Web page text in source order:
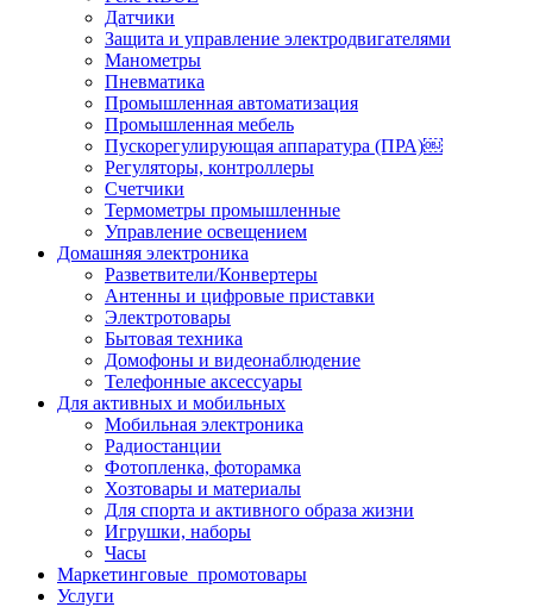
Датчики
Защита и управление электродвигателями
Манометры
Пневматика
Промышленная автоматизация
Промышленная мебель
Пускорегулирующая аппаратура (ПРА)￼
Регуляторы, контроллеры
Счетчики
Термометры промышленные
Управление освещением
Домашняя электроника
Разветвители/Конвертеры
Антенны и цифровые приставки
Электротовары
Бытовая техника
Домофоны и видеонаблюдение
Телефонные аксессуары
Для активных и мобильных
Мобильная электроника
Радиостанции
Фотопленка, фоторамка
Хозтовары и материалы
Для спорта и активного образа жизни
Игрушки, наборы
Часы
Маркетинговые_промотовары
Услуги